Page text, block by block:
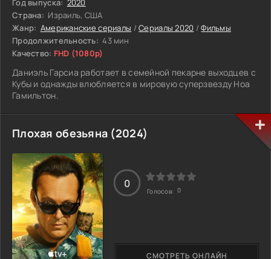
Год выпуска: 2020
Страна: Израиль, США
Жанр: Американские сериалы /Сериалы 2020 /Фильмы
Продолжительность: 43 мин
Качество: FHD (1080p)
Даниэль Гарсиа работает в семейной пекарне выходцев с
Кубы и однажды влюбляется в мировую суперзвезду Ноа
Гамильтон.
Плохая обезьяна (2024)
СМОТРЕТЬ ОНЛАЙН
0
Голосов: 0